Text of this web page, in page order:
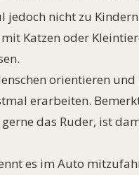
jedoch nicht zu
Katzen oder
orientieren
erarbeiten.
das Ruder, ist
es im Auto